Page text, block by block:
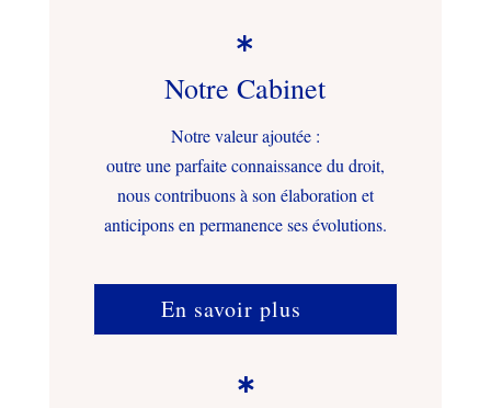

Notre Cabinet
Notre valeur ajoutée :
outre une parfaite connaissance du droit,
nous contribuons à son élaboration et
anticipons en permanence ses évolutions.
En savoir plus
